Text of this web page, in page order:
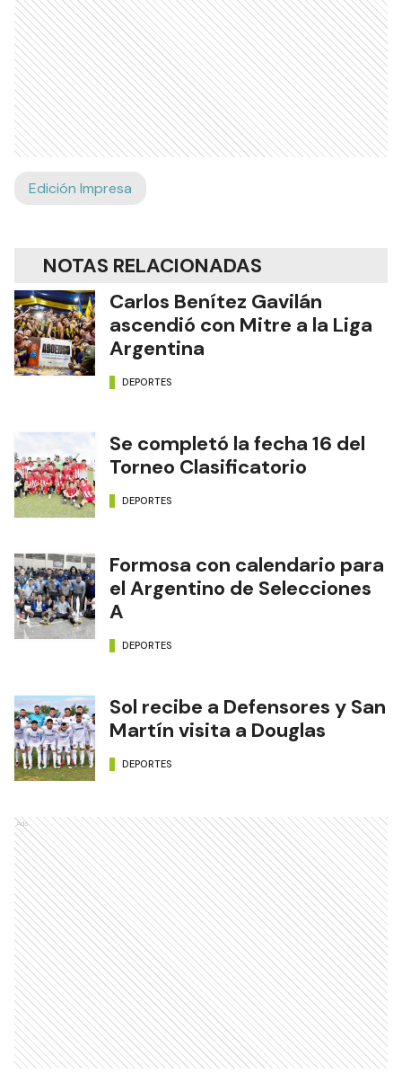
Edición Impresa
NOTAS RELACIONADAS
Carlos Benítez Gavilán
ascendió con Mitre a la Liga
Argentina
DEPORTES
Se completó la fecha 16 del
Torneo Clasificatorio
DEPORTES
Formosa con calendario para
el Argentino de Selecciones
A
DEPORTES
Sol recibe a Defensores y San
Martín visita a Douglas
DEPORTES
Ads